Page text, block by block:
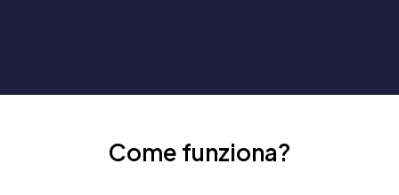
Come funziona?